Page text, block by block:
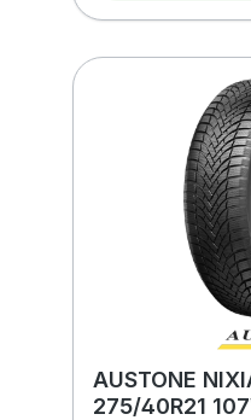
AUSTONE
275/40R21